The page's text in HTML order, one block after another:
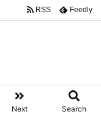
Next Search
RSS Feedly